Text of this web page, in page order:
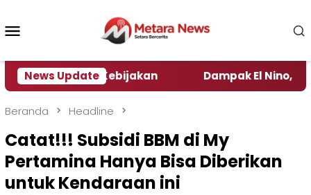
konten
News Update
Kebijakan Dampak El Nino,
Beranda Headline
Catat!!! Subsidi BBM di My
Pertamina Hanya Bisa Diberikan
untuk Kendaraan ini